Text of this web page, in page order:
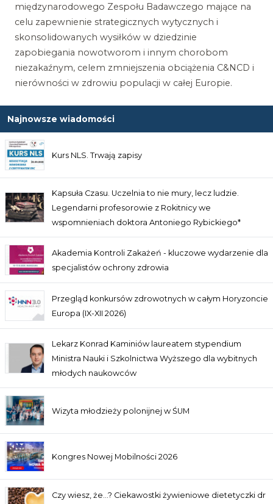
międzynarodowego Zespołu Badawczego mające na
celu zapewnienie strategicznych wytycznych i
skonsolidowanych wysiłków w dziedzinie
zapobiegania nowotworom i innym chorobom
niezakaźnym, celem zmniejszenia obciążenia C&NCD i
nierówności w zdrowiu populacji w całej Europie.
Najnowsze wiadomości
Kurs NLS. Trwają zapisy
Kapsuła Czasu. Uczelnia to nie mury, lecz ludzie.
Legendarni profesorowie z Rokitnicy we
wspomnieniach doktora Antoniego Rybickiego*
Akademia Kontroli Zakażeń - kluczowe wydarzenie dla
specjalistów ochrony zdrowia
Przegląd konkursów zdrowotnych w całym Horyzoncie
Europa (IX-XII 2026)
Lekarz Konrad Kaminiów laureatem stypendium
Ministra Nauki i Szkolnictwa Wyższego dla wybitnych
młodych naukowców
Wizyta młodzieży polonijnej w ŚUM
Kongres Nowej Mobilności 2026
Czy wiesz, że…? Ciekawostki żywieniowe dietetyczki dr